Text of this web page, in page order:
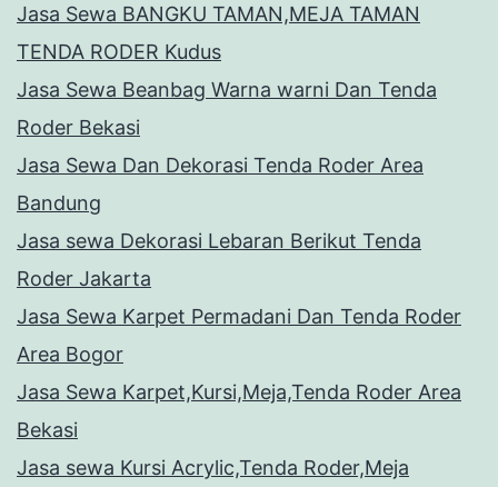
Jasa Sewa BANGKU TAMAN,MEJA TAMAN
TENDA RODER Kudus
Jasa Sewa Beanbag Warna warni Dan Tenda
Roder Bekasi
Jasa Sewa Dan Dekorasi Tenda Roder Area
Bandung
Jasa sewa Dekorasi Lebaran Berikut Tenda
Roder Jakarta
Jasa Sewa Karpet Permadani Dan Tenda Roder
Area Bogor
Jasa Sewa Karpet,Kursi,Meja,Tenda Roder Area
Bekasi
Jasa sewa Kursi Acrylic,Tenda Roder,Meja